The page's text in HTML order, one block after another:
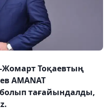
Жомарт Тоқаевтың
AMANAT
тағайындалды,